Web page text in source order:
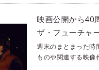
のラブストーリー3
映画公開から40
ザ・フューチャ
週末のまとまった時
ものや関連する映像